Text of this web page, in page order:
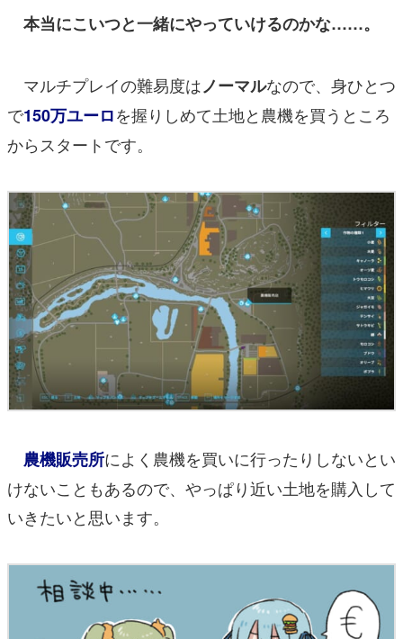
本当にこいつと一緒にやっていけるのかな……。
マルチプレイの難易度はノーマルなので、身ひとつ
で150万ユーロを握りしめて土地と農機を買うところ
からスタートです。
農機販売所によく農機を買いに行ったりしないとい
けないこともあるので、やっぱり近い土地を購入して
いきたいと思います。